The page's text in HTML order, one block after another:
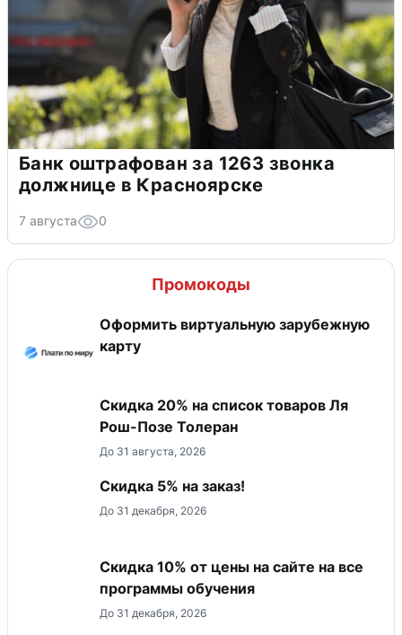
Банк оштрафован за 1263 звонка
должнице в Красноярске
7 августа 0
Промокоды
Оформить виртуальную зарубежную
карту
Скидка 20% на список товаров Ля
Рош-Позе Толеран
До 31 августа, 2026
Скидка 5% на заказ!
До 31 декабря, 2026
Скидка 10% от цены на сайте на все
программы обучения
До 31 декабря, 2026